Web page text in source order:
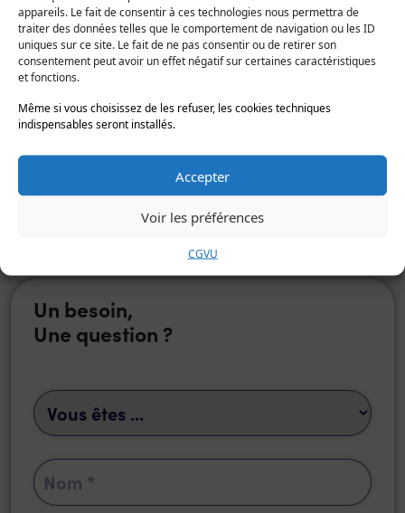
appareils. Le fait de consentir à ces technologies nous permettra de
traiter des données telles que le comportement de navigation ou les ID
uniques sur ce site. Le fait de ne pas consentir ou de retirer son
consentement peut avoir un effet négatif sur certaines caractéristiques
et fonctions.
Même si vous choisissez de les refuser, les cookies techniques
indispensables seront installés.
Accepter
Voir les préférences
CGVU
entreprises ?
Il existe plusieurs solutions destockage des donnéespour
les entreprises :
Les options de sauvegarde physique classiques (clés
élevé de pannes matérielles, sinistres et piratage.
Les solutions Cloud de Hopla.cloud : plus pratiques
et plus sécurisées, accessibles partout et à tout
moment, adaptées à vos besoins et vos objectifs.
Un besoin,
Une question ?